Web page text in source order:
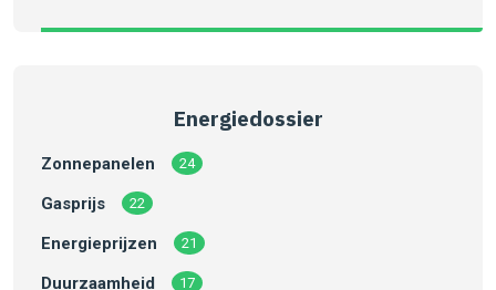
Energiedossier
Zonnepanelen 24
Gasprijs 22
Energieprijzen 21
Duurzaamheid 17